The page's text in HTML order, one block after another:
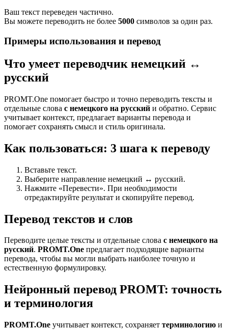
Ваш текст переведен частично.
Вы можете переводить не более 5000 символов за один раз.
Примеры использования и перевод
Что умеет переводчик немецкий ↔
русский
PROMT.One помогает быстро и точно переводить тексты и
отдельные слова с немецкого на русский и обратно. Сервис
учитывает контекст, предлагает варианты перевода и
помогает сохранять смысл и стиль оригинала.
Как пользоваться: 3 шага к переводу
Вставьте текст.
Выберите направление немецкий ↔ русский.
Нажмите «Перевести». При необходимости
отредактируйте результат и скопируйте перевод.
Перевод текстов и слов
Переводите целые тексты и отдельные слова с немецкого на
русский. PROMT.One предлагает подходящие варианты
перевода, чтобы вы могли выбрать наиболее точную и
естественную формулировку.
Нейронный перевод PROMT: точность
и терминология
PROMT.One учитывает контекст, сохраняет терминологию и